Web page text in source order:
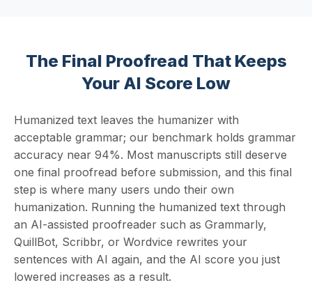
The Final Proofread That Keeps
Your AI Score Low
Humanized text leaves the humanizer with
acceptable grammar; our benchmark holds grammar
accuracy near 94%. Most manuscripts still deserve
one final proofread before submission, and this final
step is where many users undo their own
humanization. Running the humanized text through
an AI-assisted proofreader such as Grammarly,
QuillBot, Scribbr, or Wordvice rewrites your
sentences with AI again, and the AI score you just
lowered increases as a result.